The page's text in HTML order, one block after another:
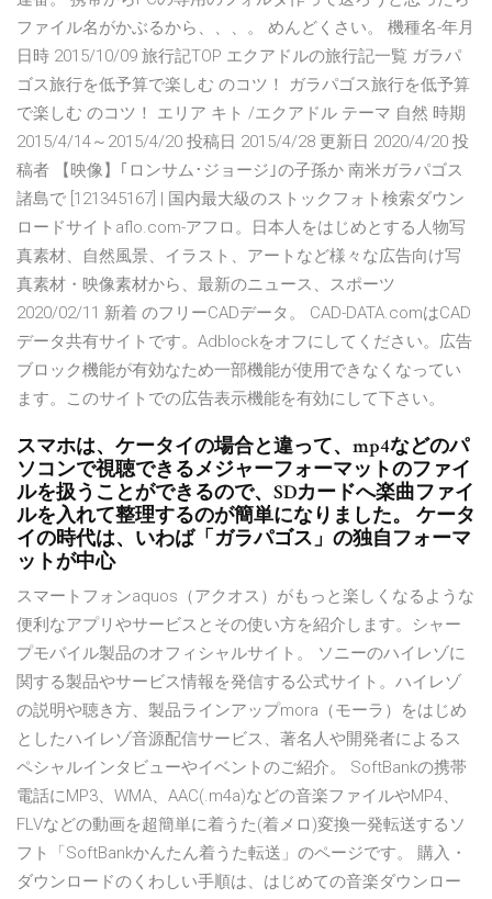
ファイル名がかぶるから、、、。 めんどくさい。 機種名-年月
日時 2015/10/09 旅行記TOP エクアドルの旅行記一覧 ガラパ
ゴス旅行を低予算で楽しむ のコツ！ ガラパゴス旅行を低予算
で楽しむ のコツ！ エリア キト /エクアドル テーマ 自然 時期
2015/4/14～2015/4/20 投稿日 2015/4/28 更新日 2020/4/20 投
稿者 【映像】｢ロンサム･ジョージ｣の子孫か 南米ガラパゴス
諸島で [121345167] | 国内最大級のストックフォト検索ダウン
ロードサイトaflo.com-アフロ。日本人をはじめとする人物写
真素材、自然風景、イラスト、アートなど様々な広告向け写
真素材・映像素材から、最新のニュース、スポーツ
2020/02/11 新着 のフリーCADデータ。 CAD-DATA.comはCAD
データ共有サイトです。Adblockをオフにしてください。広告
ブロック機能が有効なため一部機能が使用できなくなってい
ます。このサイトでの広告表示機能を有効にして下さい。
スマホは、ケータイの場合と違って、mp4などのパ
ソコンで視聴できるメジャーフォーマットのファイ
ルを扱うことができるので、SDカードへ楽曲ファイ
ルを入れて整理するのが簡単になりました。 ケータ
イの時代は、いわば「ガラパゴス」の独自フォーマ
ットが中心
スマートフォンaquos（アクオス）がもっと楽しくなるような
便利なアプリやサービスとその使い方を紹介します。シャー
プモバイル製品のオフィシャルサイト。 ソニーのハイレゾに
関する製品やサービス情報を発信する公式サイト。ハイレゾ
の説明や聴き方、製品ラインアップmora（モーラ）をはじめ
としたハイレゾ音源配信サービス、著名人や開発者によるス
ペシャルインタビューやイベントのご紹介。 SoftBankの携帯
電話にMP3、WMA、AAC(.m4a)などの音楽ファイルやMP4、
FLVなどの動画を超簡単に着うた(着メロ)変換一発転送するソ
フト「SoftBankかんたん着うた転送」のページです。 購入・
ダウンロードのくわしい手順は、はじめての音楽ダウンロー